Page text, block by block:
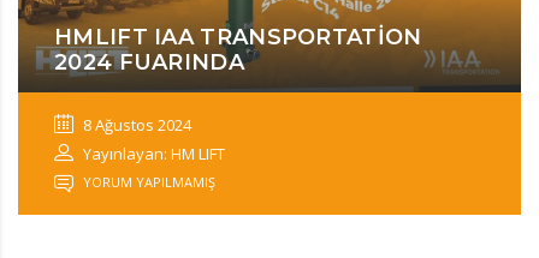
HMLIFT IAA TRANSPORTATION
2024 FUARINDA
8 Ağustos 2024
Yayınlayan: HM LIFT
YORUM YAPILMAMIŞ